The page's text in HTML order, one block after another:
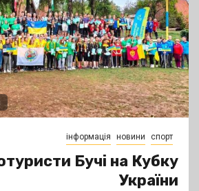
інформація новини спорт
Бучі на Кубку
України